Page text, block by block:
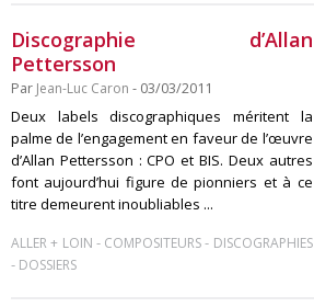
Discographie d’Allan
Pettersson
Par Jean-Luc Caron - 03/03/2011
Deux labels discographiques méritent la
palme de l’engagement en faveur de l’œuvre
d’Allan Pettersson : CPO et BIS. Deux autres
font aujourd’hui figure de pionniers et à ce
titre demeurent inoubliables ...
ALLER + LOIN - COMPOSITEURS- DISCOGRAPHIES
- DOSSIERS